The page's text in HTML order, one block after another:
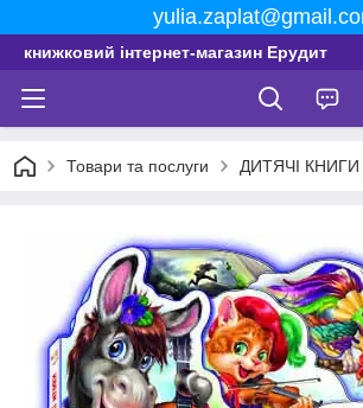
книжковий інтернет-магазин Ерудит
Товари та послуги ДИТЯЧІ КНИГИ